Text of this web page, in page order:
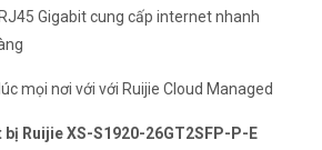
Gigabit cung cấp internet nhanh
mọi nơi với với Ruijie Cloud Managed
Ruijie XS-S1920-26GT2SFP-P-E